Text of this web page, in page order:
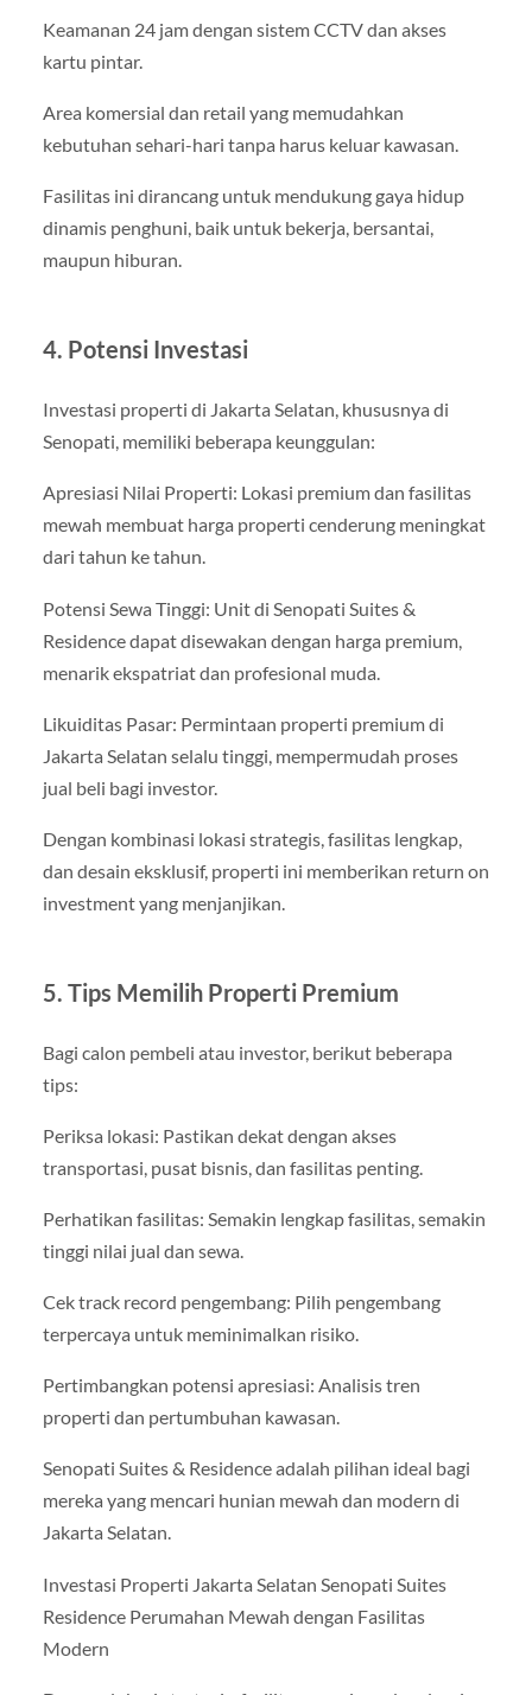
Keamanan 24 jam dengan sistem CCTV dan akses
kartu pintar.
Area komersial dan retail yang memudahkan
kebutuhan sehari-hari tanpa harus keluar kawasan.
Fasilitas ini dirancang untuk mendukung gaya hidup
dinamis penghuni, baik untuk bekerja, bersantai,
maupun hiburan.
4. Potensi Investasi
Investasi properti di Jakarta Selatan, khususnya di
Senopati, memiliki beberapa keunggulan:
Apresiasi Nilai Properti: Lokasi premium dan fasilitas
mewah membuat harga properti cenderung meningkat
dari tahun ke tahun.
Potensi Sewa Tinggi: Unit di Senopati Suites &
Residence dapat disewakan dengan harga premium,
menarik ekspatriat dan profesional muda.
Likuiditas Pasar: Permintaan properti premium di
Jakarta Selatan selalu tinggi, mempermudah proses
jual beli bagi investor.
Dengan kombinasi lokasi strategis, fasilitas lengkap,
dan desain eksklusif, properti ini memberikan return on
investment yang menjanjikan.
5. Tips Memilih Properti Premium
Bagi calon pembeli atau investor, berikut beberapa
tips:
Periksa lokasi: Pastikan dekat dengan akses
transportasi, pusat bisnis, dan fasilitas penting.
Perhatikan fasilitas: Semakin lengkap fasilitas, semakin
tinggi nilai jual dan sewa.
Cek track record pengembang: Pilih pengembang
terpercaya untuk meminimalkan risiko.
Pertimbangkan potensi apresiasi: Analisis tren
properti dan pertumbuhan kawasan.
Senopati Suites & Residence adalah pilihan ideal bagi
mereka yang mencari hunian mewah dan modern di
Jakarta Selatan.
Investasi Properti Jakarta Selatan Senopati Suites
Residence Perumahan Mewah dengan Fasilitas
Modern